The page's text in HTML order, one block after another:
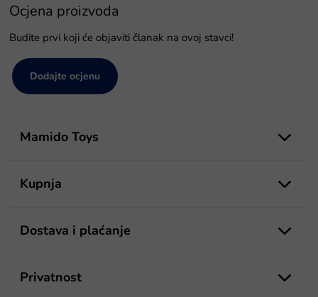
Ocjena proizvoda
Budite prvi koji će objaviti članak na ovoj stavci!
Dodajte ocjenu
Mamido Toys
Kupnja
Dostava i plaćanje
Privatnost